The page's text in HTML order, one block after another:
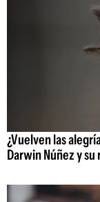
¿Vuelven las
Darwin Núñez y